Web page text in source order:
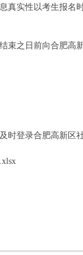
真实性以考生报
束之日前向合肥
时登录合肥高新区